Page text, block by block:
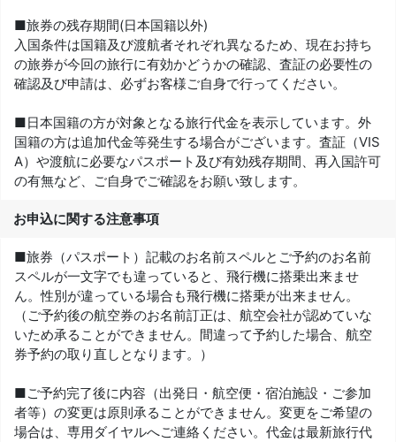
■旅券の残存期間(日本国籍以外)
入国条件は国籍及び渡航者それぞれ異なるため、現在お持ち
の旅券が今回の旅行に有効かどうかの確認、査証の必要性の
確認及び申請は、必ずお客様ご自身で行ってください。
■日本国籍の方が対象となる旅行代金を表示しています。外
国籍の方は追加代金等発生する場合がございます。査証（VIS
A）や渡航に必要なパスポート及び有効残存期間、再入国許可
の有無など、ご自身でご確認をお願い致します。
お申込に関する注意事項
■旅券（パスポート）記載のお名前スペルとご予約のお名前
スペルが一文字でも違っていると、飛行機に搭乗出来ませ
ん。性別が違っている場合も飛行機に搭乗が出来ません。
（ご予約後の航空券のお名前訂正は、航空会社が認めていな
いため承ることができません。間違って予約した場合、航空
券予約の取り直しとなります。）
■ご予約完了後に内容（出発日・航空便・宿泊施設・ご参加
者等）の変更は原則承ることができません。変更をご希望の
場合は、専用ダイヤルへご連絡ください。代金は最新旅行代